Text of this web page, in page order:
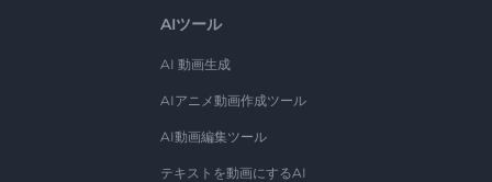
AIツール
AI 動画生成
AIアニメ動画作成ツール
AI動画編集ツール
テキストを動画にするAI